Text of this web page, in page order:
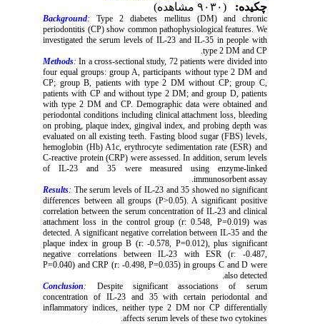
چکیده:
Background :
Type 2 diabetes mellitus (DM) and chronic
periodontitis (CP) show common pathophysiological features. We
investigated the serum levels of IL-23 and IL-35 in people with
type 2 DM and CP.
Methods:In a cross-sectional study, 72 patients were divided into
four equal groups: group A, participants without type 2 DM and
CP; group B, patients with type 2 DM without CP; group C,
patients with CP and without type 2 DM; and group D, patients
with type 2 DM and CP. Demographic data were obtained and
periodontal conditions including clinical attachment loss, bleeding
on probing, plaque index, gingival index, and probing depth was
evaluated on all existing teeth. Fasting blood sugar (FBS) levels,
hemoglobin (Hb) A1c, erythrocyte sedimentation rate (ESR) and
C-reactive protein (CRP) were assessed. In addition, serum levels
of IL-23 and 35 were measured using enzyme-linked
immunosorbent assay.
Results: The serum levels of IL-23 and 35 showed no significant
differences between all groups (P>0.05). A significant positive
correlation between the serum concentration of IL-23 and clinical
attachment loss in the control group (r: 0.548, P=0.019) was
detected. A significant negative correlation between IL-35 and the
plaque index in group B (r: -0.578, P=0.012), plus significant
negative correlations between IL-23 with ESR (r: -0.487,
P=0.040) and CRP (r: -0.498, P=0.035) in groups C and D were
also detected.
Conclusion
Despite significant associations of serum
concentration of IL-23 and 35 with certain periodontal and
inflammatory indices, neither type 2 DM nor CP differentially
affects serum levels of these two cytokines.